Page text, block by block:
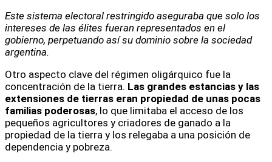
Este sistema electoral restringido aseguraba que solo los
intereses de las élites fueran representados en el
gobierno, perpetuando así su dominio sobre la sociedad
argentina.
Otro aspecto clave del régimen oligárquico fue la
concentración de la tierra. Las grandes estancias y las
extensiones de tierras eran propiedad de unas pocas
familias poderosas, lo que limitaba el acceso de los
pequeños agricultores y criadores de ganado a la
propiedad de la tierra y los relegaba a una posición de
dependencia y pobreza.